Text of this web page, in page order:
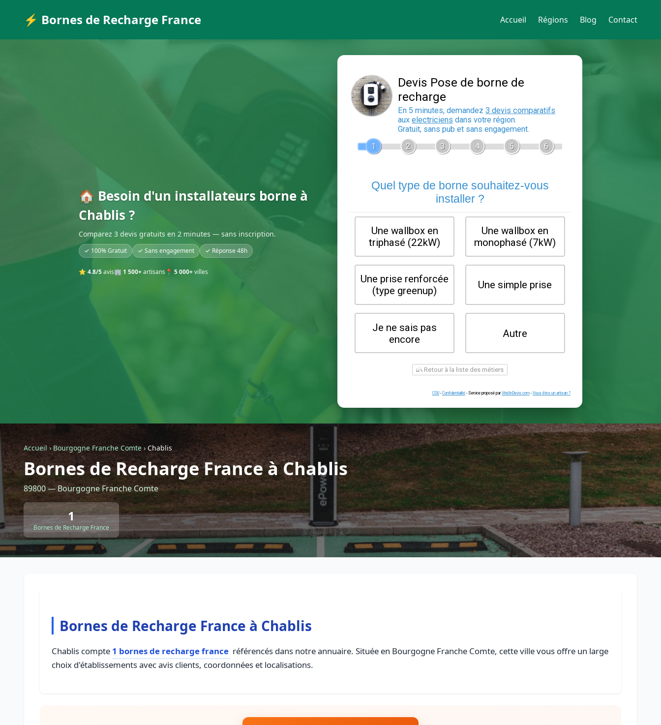
⚡ Bornes de Recharge France Accueil Régions Blog Contact
🏠 Besoin d'un installateurs borne à
Chablis ?
Comparez 3 devis gratuits en 2 minutes — sans inscription.
✓ 100% Gratuit ✓ Sans engagement ✓ Réponse 48h
⭐ 4.8/5avis🏢 1 500+artisans 📍 5 000+villes
recharge
En 5 minutes, demandez
auxelectriciensdans votre région.
Gratuit, sans pub et sans engagement.
Quel type de borne souhaitez-
installer ?
Une wallbox en
Une prise renforcée
(type greenup)
Je ne sais pas
Retour à la liste des métiers
Confidentialité - Service proposé par ViteUnDevis.com-
Accueil › Bourgogne Franche Comte › Chablis
Bornes de Recharge France à Chablis
89800 — Bourgogne Franche Comte
1
Bornes de Recharge France
Bornes de Recharge France à Chablis
Chablis compte 1 bornes de recharge france référencés dans notre annuaire. Située en Bourgogne Franche Comte, cette ville vous offre un large
choix d'établissements avec avis clients, coordonnées et localisations.